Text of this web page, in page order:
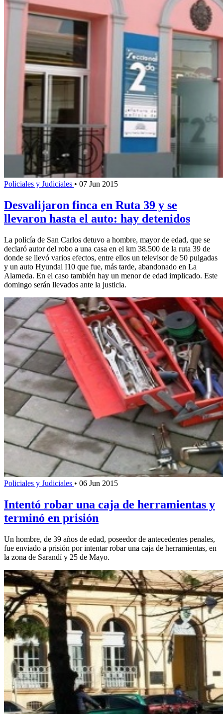
Policiales y Judiciales • 07 Jun 2015
Desvalijaron finca en Ruta 39 y se
llevaron hasta el auto: hay detenidos
La policía de San Carlos detuvo a hombre, mayor de edad, que se
declaró autor del robo a una casa en el km 38.500 de la ruta 39 de
donde se llevó varios efectos, entre ellos un televisor de 50 pulgadas
y un auto Hyundai I10 que fue, más tarde, abandonado en La
Alameda. En el caso también hay un menor de edad implicado. Este
domingo serán llevados ante la justicia.
Policiales y Judiciales • 06 Jun 2015
Intentó robar una caja de herramientas y
terminó en prisión
Un hombre, de 39 años de edad, poseedor de antecedentes penales,
fue enviado a prisión por intentar robar una caja de herramientas, en
la zona de Sarandí y 25 de Mayo.